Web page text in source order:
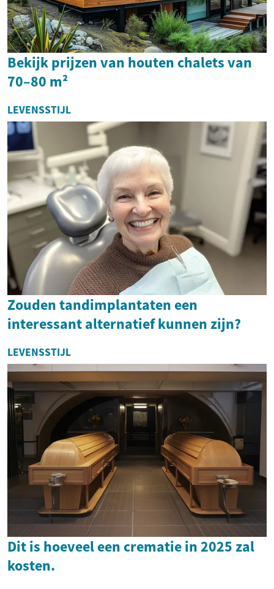
Bekijk prijzen van houten chalets van
70–80 m²
LEVENSSTIJL
Zouden tandimplantaten een
interessant alternatief kunnen zijn?
LEVENSSTIJL
Dit is hoeveel een crematie in 2025 zal
kosten.